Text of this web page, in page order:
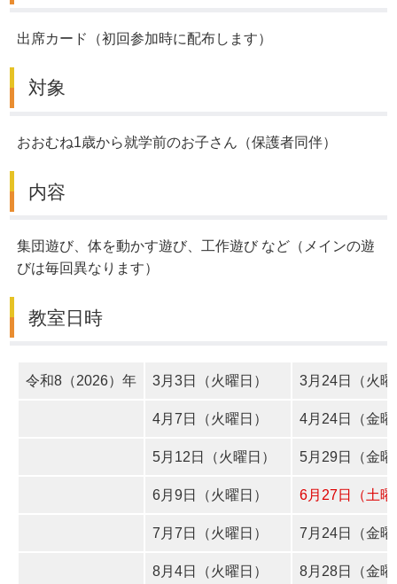
出席カード（初回参加時に配布します）
対象
おおむね1歳から就学前のお子さん（保護者同伴）
内容
集団遊び、体を動かす遊び、工作遊び など（メインの遊
びは毎回異なります）
教室日時
令和8（2026）年 3月3日（火曜日） 3月24日（火
4月7日（火曜日） 4月24日（金
5月12日（火曜日） 5月29日（金
6月9日（火曜日） 6月27日（土
7月7日（火曜日） 7月24日（金
8月4日（火曜日） 8月28日（金